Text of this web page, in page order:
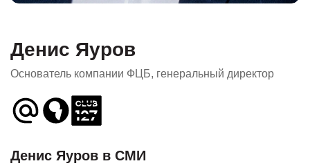
Денис Яуров
Основатель компании ФЦБ, генеральный директор
Денис Яуров в СМИ